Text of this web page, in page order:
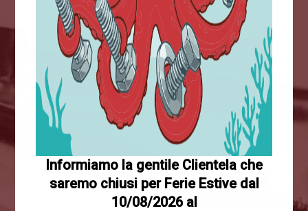
Informiamo la gentile Clientela che
saremo chiusi per Ferie Estive dal
10/08/2026 al
+5M
Prodotti venduti
50
Anni di esperienza